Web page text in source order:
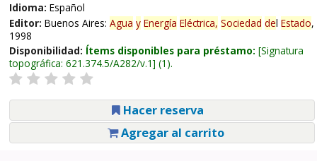
Idioma: Español
Editor: Buenos Aires: Agua y Energía Eléctrica, Sociedad del Estado,
1998
Disponibilidad: Ítems disponibles para préstamo: Signatura
topográfica: 621.374.5/A282/v.1 (1).
Hacer reserva
Agregar al carrito